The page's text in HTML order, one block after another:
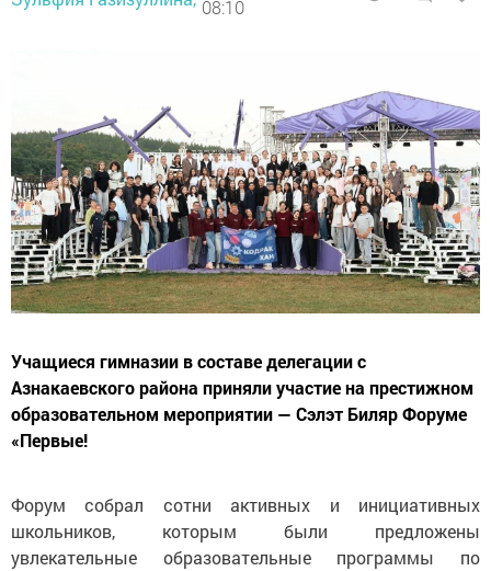
08:10
Учащиеся гимназии в составе делегации с
Азнакаевского района приняли участие на престижном
образовательном мероприятии — Сэлэт Биляр Форуме
«Первые!
Форум собрал сотни активных и инициативных
школьников, которым были предложены
увлекательные образовательные программы по